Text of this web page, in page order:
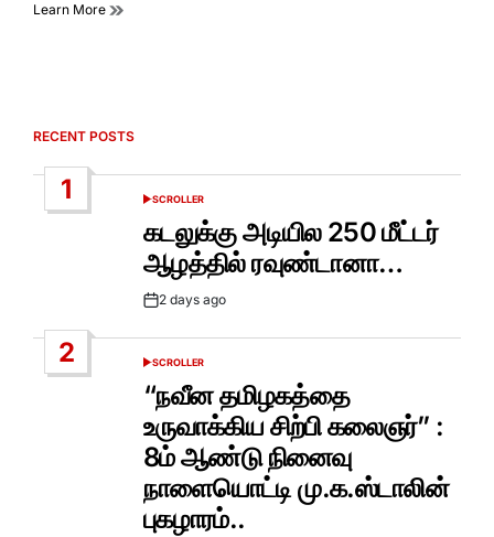
Learn More
RECENT POSTS
1
POSTED
SCROLLER
கடலுக்கு அடியில 250 மீட்டர்
ஆழத்தில் ரவுண்டானா…
Post2 days ago
2
POSTED
IN
SCROLLER
“நவீன தமிழகத்தை
உருவாக்கிய சிற்பி கலைஞர்” :
8ம் ஆண்டு நினைவு
நாளையொட்டி மு.க.ஸ்டாலின்
புகழாரம்..